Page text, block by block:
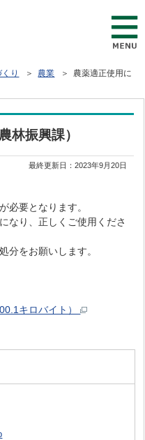
り ＞ 農業 ＞ 農薬適正使用に
林振興課）
最終更新日：2023年9月20日
必要となります。
なり、正しくご使用くださ
分をお願いします。
キロバイト）